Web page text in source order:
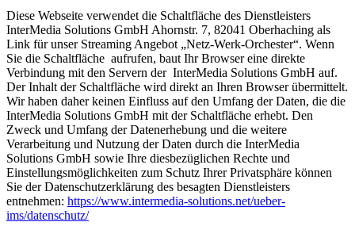
Diese Webseite verwendet die Schaltfläche des Dienstleisters
InterMedia Solutions GmbH Ahornstr. 7, 82041 Oberhaching als
Link für unser Streaming Angebot „Netz-Werk-Orchester“. Wenn
Sie die Schaltfläche aufrufen, baut Ihr Browser eine direkte
Verbindung mit den Servern der InterMedia Solutions GmbH auf.
Der Inhalt der Schaltfläche wird direkt an Ihren Browser übermittelt.
Wir haben daher keinen Einfluss auf den Umfang der Daten, die die
InterMedia Solutions GmbH mit der Schaltfläche erhebt. Den
Zweck und Umfang der Datenerhebung und die weitere
Verarbeitung und Nutzung der Daten durch die InterMedia
Solutions GmbH sowie Ihre diesbezüglichen Rechte und
Einstellungsmöglichkeiten zum Schutz Ihrer Privatsphäre können
Sie der Datenschutzerklärung des besagten Dienstleisters
entnehmen: https://www.intermedia-solutions.net/ueber-
ims/datenschutz/